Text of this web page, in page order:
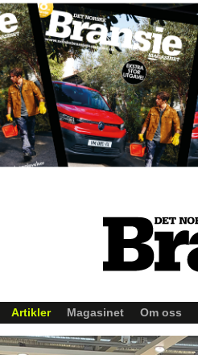
Artikler Magasinet Om oss